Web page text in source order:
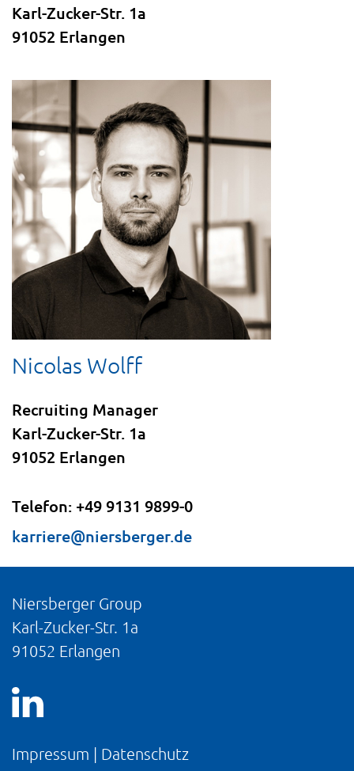
Karl-Zucker-Str. 1a
91052 Erlangen
Nicolas Wolff
Recruiting Manager
Karl-Zucker-Str. 1a
91052 Erlangen
Telefon: +49 9131 9899-0
karriere@niersberger.de
Niersberger Group
Karl-Zucker-Str. 1a
91052 Erlangen
Impressum | Datenschutz